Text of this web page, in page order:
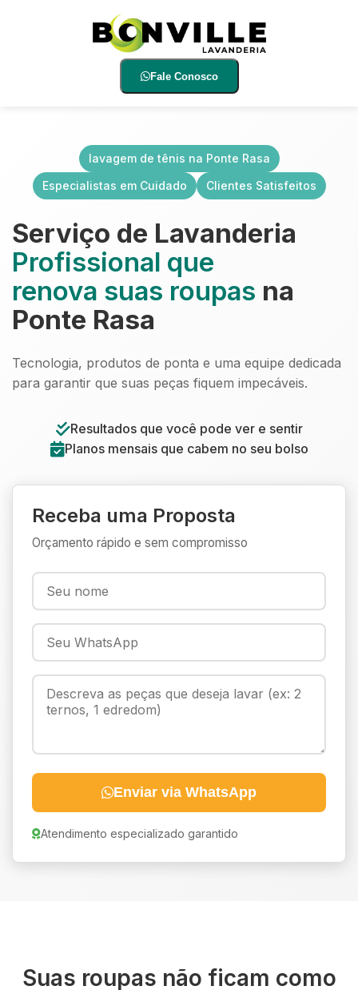
Fale Conosco
lavagem de tênis na Ponte Rasa
Especialistas em Cuidado
Clientes Satisfeitos
Serviço de Lavanderia
Profissional que
renova suas roupas na
Ponte Rasa
Tecnologia, produtos de ponta e uma equipe dedicada
para garantir que suas peças fiquem impecáveis.
Resultados que você pode ver e sentir
Planos mensais que cabem no seu bolso
Receba uma Proposta
Orçamento rápido e sem compromisso
Enviar via WhatsApp
Atendimento especializado garantido
Suas roupas não ficam como